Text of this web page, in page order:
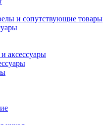
и сопутствующие товары
аксессуары